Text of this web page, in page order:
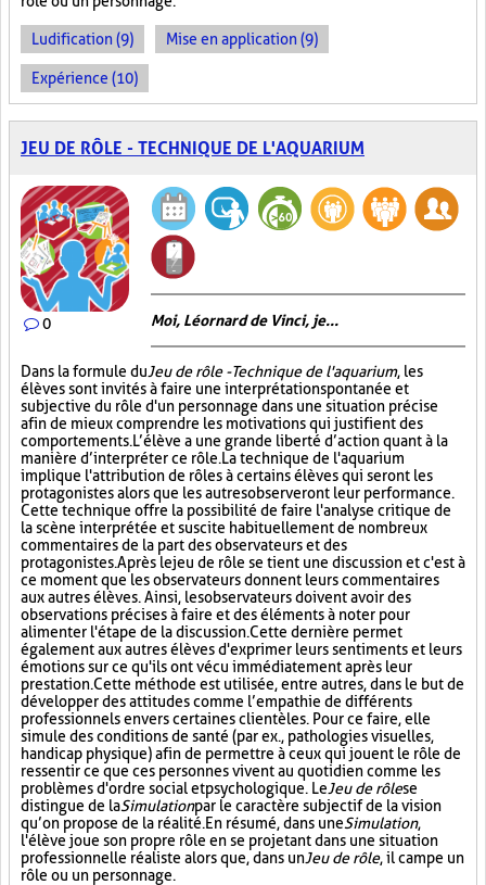
Ludification (9) Mise en application (9)
Expérience (10)
JEU DE RÔLE - TECHNIQUE DE L'AQUARIUM
0 Moi, Léornard de Vinci, je...
Dans la formule duJeu de rôle - Technique de l'aquarium, les
élèves sont invités à faire une interprétation spontanée et
subjective du rôle d'un personnage dans une situation précise
afin de mieux comprendre les motivations qui justifient des
comportements. L’élève a une grande liberté d’action quant à la
manière d’interpréter ce rôle. La technique de l'aquarium
implique l'attribution de rôles à certains élèves qui seront les
protagonistes alors que les autres observeront leur performance.
Cette technique offre la possibilité de faire l'analyse critique de
la scène interprétée et suscite habituellement de nombreux
commentaires de la part des observateurs et des
protagonistes. Après le jeu de rôle se tient une discussion et c'est à
ce moment que les observateurs donnent leurs commentaires
aux autres élèves. Ainsi, les observateurs doivent avoir des
observations précises à faire et des éléments à noter pour
alimenter l'étape de la discussion. Cette dernière permet
également aux autres élèves d'exprimer leurs sentiments et leurs
émotions sur ce qu'ils ont vécu immédiatement après leur
prestation. Cette méthode est utilisée, entre autres, dans le but de
développer des attitudes comme l’empathie de différents
professionnels envers certaines clientèles. Pour ce faire, elle
simule des conditions de santé (par ex., pathologies visuelles,
handicap physique) afin de permettre à ceux qui jouent le rôle de
ressentir ce que ces personnes vivent au quotidien comme les
problèmes d'ordre social et psychologique. LeJeu de rôlese
distingue de laSimulationpar le caractère subjectif de la vision
qu’on propose de la réalité. En résumé, dans uneSimulation,
l'élève joue son propre rôle en se projetant dans une situation
professionnelle réaliste alors que, dans unJeu de rôle, il campe un
rôle ou un personnage.